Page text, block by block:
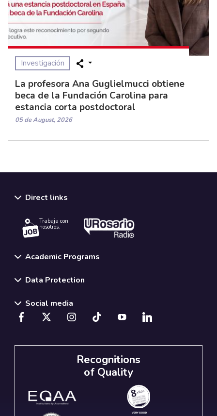
Investigación
La profesora Ana Guglielmucci obtiene
beca de la Fundación Carolina para
estancia corta postdoctoral
05 de August, 2026
Direct links
Trabaja con
nosotros.
Academic Programs
Data Protection
Social media
Recognitions
of Quality